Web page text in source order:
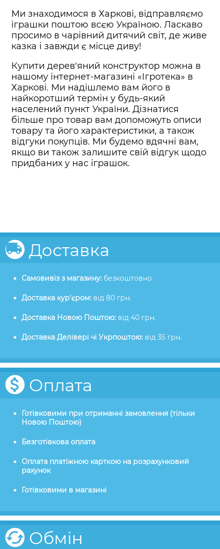
Ми знаходимося в Харкові, відправляємо
іграшки поштою всєю Україною. Ласкаво
просимо в чарівний дитячий світ, де живе
казка і завжди є місце диву!
Купити дерев'яний конструктор можна в
нашому інтернет-магазині «Ігротека» в
Харкові. Ми надішлемо вам його в
найкоротший термін у будь-який
населений пункт України. Дізнатися
більше про товар вам допоможуть описи
товару та його характеристики, а також
відгуки покупців. Ми будемо вдячні вам,
якщо ви також залишите свій відгук щодо
придбаних у нас іграшок.
Доставка
Самовивіз з магазину: безкоштовно
Доставка кур'єром: від 80 грн.
Доставка Новою Поштою: від 40 грн.
Доставка Делівері чі Укрпоштою: від 35 грн.
Оплата
Готівковими при отриманні замовлення (тільки
Новою Поштою)
Безготівкова оплата
Оплата платіжною карткою на розрахунковий
рахунок
Готівковими в магазині
Обмін